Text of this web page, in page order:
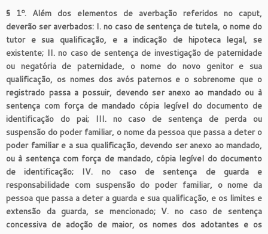
§ 1º. Além dos elementos de averbação referidos no caput,
deverão ser averbados: I. no caso de sentença de tutela, o nome do
tutor e sua qualificação, e a indicação de hipoteca legal, se
existente; II. no caso de sentença de investigação de paternidade
ou negatória de paternidade, o nome do novo genitor e sua
qualificação, os nomes dos avós paternos e o sobrenome que o
registrado passa a possuir, devendo ser anexo ao mandado ou à
sentença com força de mandado cópia legível do documento de
identificação do pai; III. no caso de sentença de perda ou
suspensão do poder familiar, o nome da pessoa que passa a deter o
poder familiar e a sua qualificação, devendo ser anexo ao mandado,
ou à sentença com força de mandado, cópia legível do documento
de identificação; IV. no caso de sentença de guarda e
responsabilidade com suspensão do poder familiar, o nome da
pessoa que passa a deter a guarda e sua qualificação, e os limites e
extensão da guarda, se mencionado; V. no caso de sentença
concessiva de adoção de maior, os nomes dos adotantes e os